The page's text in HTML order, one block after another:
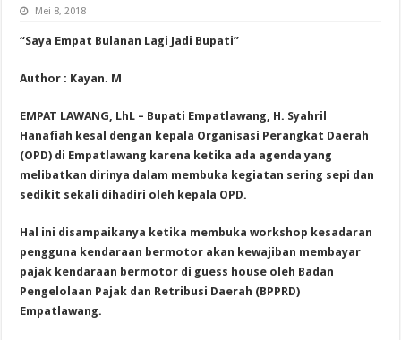
Mei 8, 2018
“Saya Empat Bulanan Lagi Jadi Bupati”
Author : Kayan. M
EMPAT LAWANG, LhL – Bupati Empatlawang, H. Syahril
Hanafiah kesal dengan kepala Organisasi Perangkat Daerah
(OPD) di Empatlawang karena ketika ada agenda yang
melibatkan dirinya dalam membuka kegiatan sering sepi dan
sedikit sekali dihadiri oleh kepala OPD.
Hal ini disampaikanya ketika membuka workshop kesadaran
pengguna kendaraan bermotor akan kewajiban membayar
pajak kendaraan bermotor di guess house oleh Badan
Pengelolaan Pajak dan Retribusi Daerah (BPPRD)
Empatlawang.